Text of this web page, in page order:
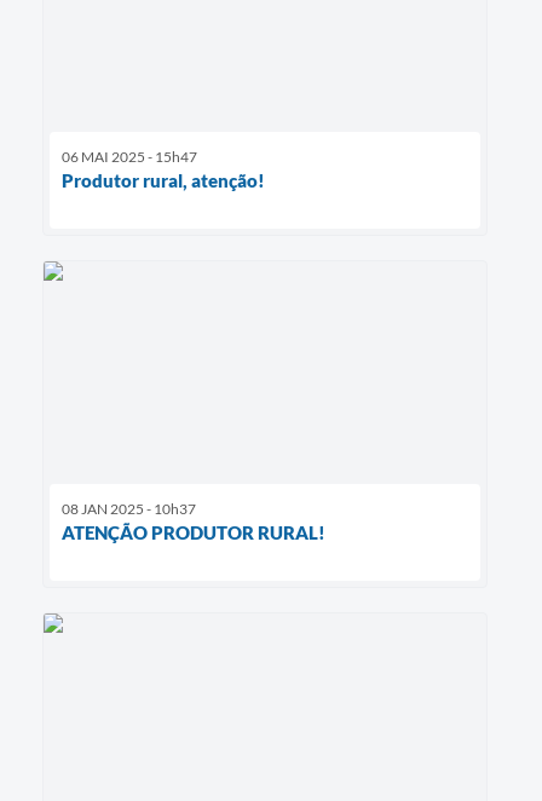
06 MAI 2025 - 15h47
Produtor rural, atenção!
08 JAN 2025 - 10h37
ATENÇÃO PRODUTOR RURAL!